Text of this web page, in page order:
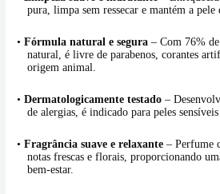
pura, limpa sem ressecar e mantém a pele
• Fórmula natural e segura – Com 76%
natural, é livre de parabenos, corantes
origem animal.
• Dermatologicamente testado –
de alergias, é indicado para peles sensíveis
• Fragrância suave e relaxante – Perfume
notas frescas e florais, proporcionando
bem-estar.